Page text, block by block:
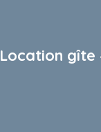
Location gîte